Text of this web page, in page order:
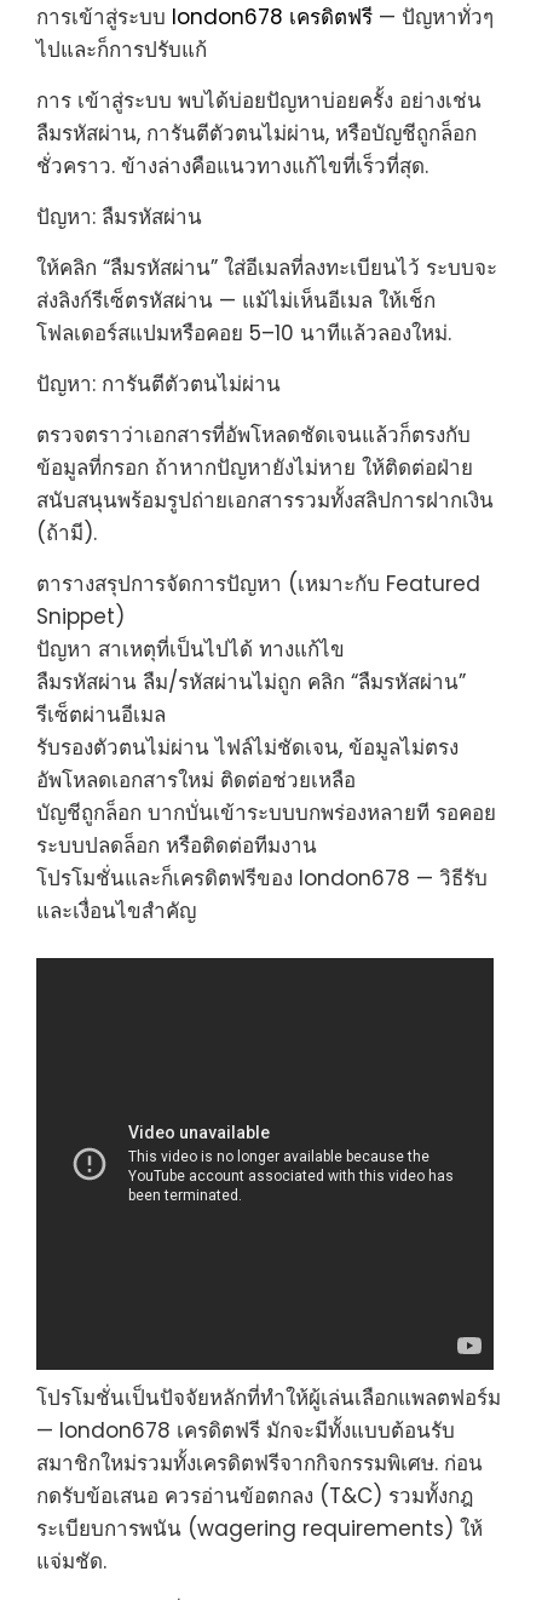
การเข้าสู่ระบบ london678 เครดิตฟรี — ปัญหาทั่วๆ
ไปและก็การปรับแก้
การ เข้าสู่ระบบ พบได้บ่อยปัญหาบ่อยครั้ง อย่างเช่น
ลืมรหัสผ่าน, การันตีตัวตนไม่ผ่าน, หรือบัญชีถูกล็อก
ชั่วคราว. ข้างล่างคือแนวทางแก้ไขที่เร็วที่สุด.
ปัญหา: ลืมรหัสผ่าน
ให้คลิก “ลืมรหัสผ่าน” ใส่อีเมลที่ลงทะเบียนไว้ ระบบจะ
ส่งลิงก์รีเซ็ตรหัสผ่าน — แม้ไม่เห็นอีเมล ให้เช็ก
โฟลเดอร์สแปมหรือคอย 5–10 นาทีแล้วลองใหม่.
ปัญหา: การันตีตัวตนไม่ผ่าน
ตรวจตราว่าเอกสารที่อัพโหลดชัดเจนแล้วก็ตรงกับ
ข้อมูลที่กรอก ถ้าหากปัญหายังไม่หาย ให้ติดต่อฝ่าย
สนับสนุนพร้อมรูปถ่ายเอกสารรวมทั้งสลิปการฝากเงิน
(ถ้ามี).
ตารางสรุปการจัดการปัญหา (เหมาะกับ Featured
Snippet)
ปัญหา สาเหตุที่เป็นไปได้ ทางแก้ไข
ลืมรหัสผ่าน ลืม/รหัสผ่านไม่ถูก คลิก “ลืมรหัสผ่าน”
รีเซ็ตผ่านอีเมล
รับรองตัวตนไม่ผ่าน ไฟล์ไม่ชัดเจน, ข้อมูลไม่ตรง
อัพโหลดเอกสารใหม่ ติดต่อช่วยเหลือ
บัญชีถูกล็อก บากบั่นเข้าระบบบกพร่องหลายที รอคอย
ระบบปลดล็อก หรือติดต่อทีมงาน
โปรโมชั่นและก็เครดิตฟรีของ london678 — วิธีรับ
และเงื่อนไขสำคัญ
โปรโมชั่นเป็นปัจจัยหลักที่ทำให้ผู้เล่นเลือกแพลตฟอร์ม
— london678 เครดิตฟรี มักจะมีทั้งแบบต้อนรับ
สมาชิกใหม่รวมทั้งเครดิตฟรีจากกิจกรรมพิเศษ. ก่อน
กดรับข้อเสนอ ควรอ่านข้อตกลง (T&C) รวมทั้งกฎ
ระเบียบการพนัน (wagering requirements) ให้
แจ่มชัด.